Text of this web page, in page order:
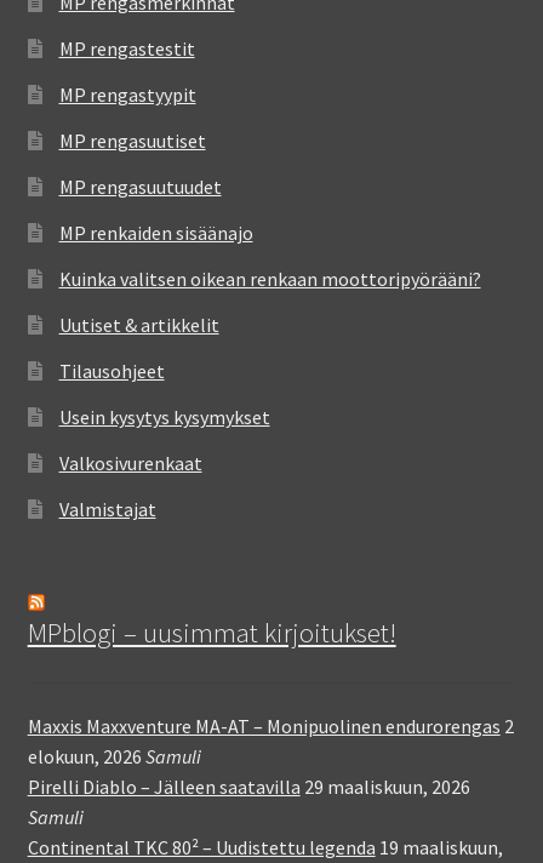
MP rengastestit
MP rengastyypit
MP rengasuutiset
MP rengasuutuudet
MP renkaiden sisäänajo
Kuinka valitsen oikean renkaan moottoripyörääni?
Uutiset & artikkelit
Tilausohjeet
Usein kysytys kysymykset
Valkosivurenkaat
Valmistajat
MPblogi – uusimmat kirjoitukset!
Maxxis Maxxventure MA-AT – Monipuolinen endurorengas 2
elokuun, 2026 Samuli
Pirelli Diablo – Jälleen saatavilla 29 maaliskuun, 2026
Samuli
Continental TKC 80² – Uudistettu legenda 19 maaliskuun,